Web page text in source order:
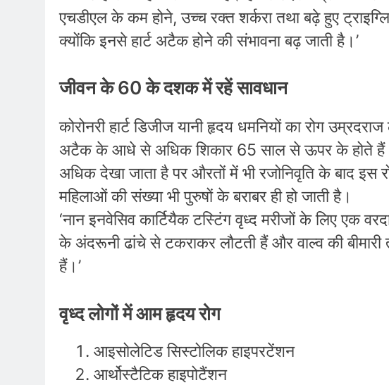
एचडीएल के कम होने, उच्च रक्त शर्करा तथा बढ़े हुए
क्योंकि इनसे हार्ट अटैक होने की संभावना बढ़ जाती है।’
जीवन के 60 के दशक में रहें सावधान
कोरोनरी हार्ट डिजीज यानी हृदय धमनियों का रोग
अटैक के आधे से अधिक शिकार 65 साल से ऊपर के होते हैं।
अधिक देखा जाता है पर औरतों में भी रजोनिवृति के बाद
महिलाओं की संख्या भी पुरुषों के बराबर ही हो जाती है।
‘नान इनवेसिव कार्टियैक टस्टिंग वृध्द मरीजों के लिए एक
के अंदरूनी ढांचे से टकराकर लौटती हैं और वाल्व की बीमारी
हैं।’
वृध्द लोगों में आम हृदय रोग
आइसोलेटिड सिस्टोलिक हाइपरटेंशन
आर्थोस्टैटिक हाइपोटैंशन